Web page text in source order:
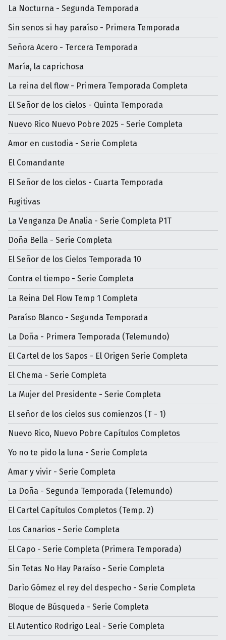
La Nocturna - Segunda Temporada
Sin senos si hay paraíso - Primera Temporada
Señora Acero - Tercera Temporada
María, la caprichosa
La reina del flow - Primera Temporada Completa
El Señor de los cielos - Quinta Temporada
Nuevo Rico Nuevo Pobre 2025 - Serie Completa
Amor en custodia - Serie Completa
El Comandante
El Señor de los cielos - Cuarta Temporada
Fugitivas
La Venganza De Analia - Serie Completa P1T
Doña Bella - Serie Completa
El Señor de los Cielos Temporada 10
Contra el tiempo - Serie Completa
La Reina Del Flow Temp 1 Completa
Paraíso Blanco - Segunda Temporada
La Doña - Primera Temporada (Telemundo)
El Cartel de los Sapos - El Origen Serie Completa
El Chema - Serie Completa
La Mujer del Presidente - Serie Completa
El señor de los cielos sus comienzos (T - 1)
Nuevo Rico, Nuevo Pobre Capítulos Completos
Yo no te pido la luna - Serie Completa
Amar y vivir - Serie Completa
La Doña - Segunda Temporada (Telemundo)
El Cartel Capítulos Completos (Temp. 2)
Los Canarios - Serie Completa
El Capo - Serie Completa (Primera Temporada)
Sin Tetas No Hay Paraíso - Serie Completa
Darìo Gómez el rey del despecho - Serie Completa
Bloque de Búsqueda - Serie Completa
El Autentico Rodrigo Leal - Serie Completa